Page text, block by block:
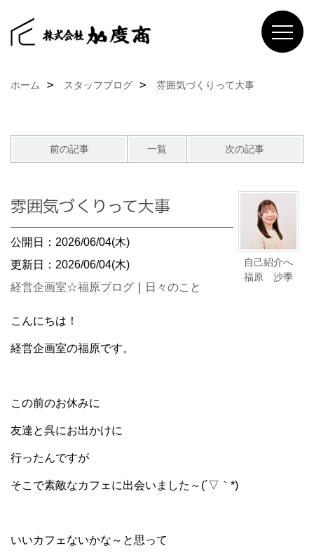
ホーム スタッフブログ 雰囲気づくりって大事
前の記事 一覧 次の記事
自己紹介へ
福原 沙季
雰囲気づくりって大事
公開日：2026/06/04(木)
更新日：2026/06/04(木)
経営企画室☆福原ブログ
日々のこと
こんにちは！
経営企画室の福原です。
この前のお休みに
友達と呉にお出かけに
行ったんですが
そこで素敵なカフェに出会いました～(´▽｀*)
いいカフェないかな～と思って